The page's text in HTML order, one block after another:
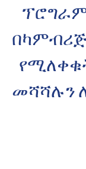
ፕሮግራም
መሻሻሉን